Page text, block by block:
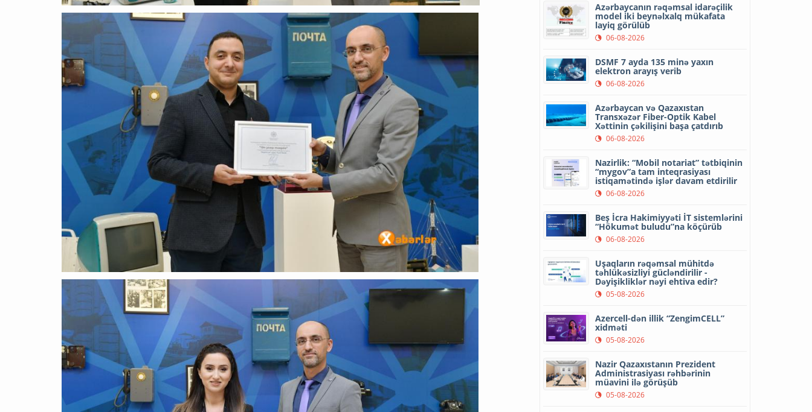
Azərbaycanın rəqəmsal idarəçilik
model iki beynəlxalq mükafata
layiq görülüb
06-08-2026
DSMF 7 ayda 135 minə yaxın
elektron arayış verib
06-08-2026
Azərbaycan və Qazaxıstan
Transxəzər Fiber-Optik Kabel
Xəttinin çəkilişini başa çatdırıb
06-08-2026
Nazirlik: “Mobil notariat” tətbiqinin
“mygov”a tam inteqrasiyası
istiqamətində işlər davam etdirilir
06-08-2026
Beş İcra Hakimiyyəti İT sistemlərini
“Hökumət buludu”na köçürüb
06-08-2026
Uşaqların rəqəmsal mühitdə
təhlükəsizliyi gücləndirilir -
Dəyişikliklər nəyi ehtiva edir?
05-08-2026
Azercell-dən illik “ZengimCELL”
xidməti
05-08-2026
Nazir Qazaxıstanın Prezident
Administrasiyası rəhbərinin
müavini ilə görüşüb
05-08-2026